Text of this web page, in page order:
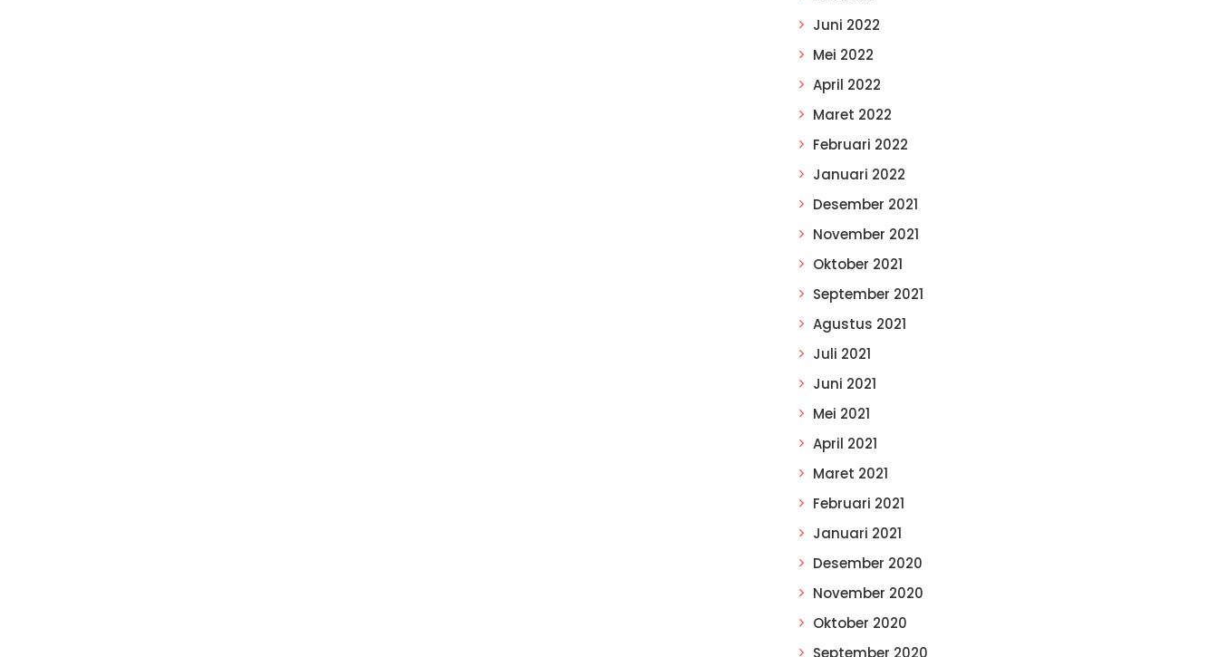
Juni 2022
Mei 2022
April 2022
Maret 2022
Februari 2022
Januari 2022
Desember 2021
November 2021
Oktober 2021
September 2021
Agustus 2021
Juli 2021
Juni 2021
Mei 2021
April 2021
Maret 2021
Februari 2021
Januari 2021
Desember 2020
November 2020
Oktober 2020